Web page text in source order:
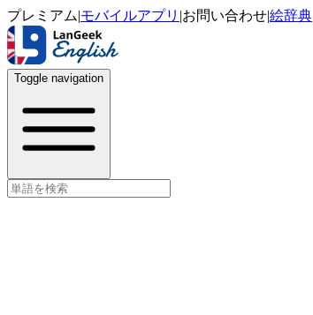
プレミアム|モバイルアプリ |お問い合わせ|絵辞典
Toggle navigation